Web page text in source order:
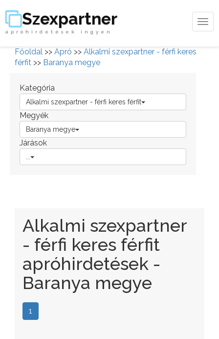
Szexpartner
apróhirdetések ingyen
Főoldal >> Apró >> Alkalmi szexpartner - férfi keres
férfit >> Baranya megye
Kategória
Alkalmi szexpartner - férfi keres férfit
Megyék
Baranya megye
Járások
Alkalmi szexpartner
- férfi keres férfit
apróhirdetések -
Baranya megye
1